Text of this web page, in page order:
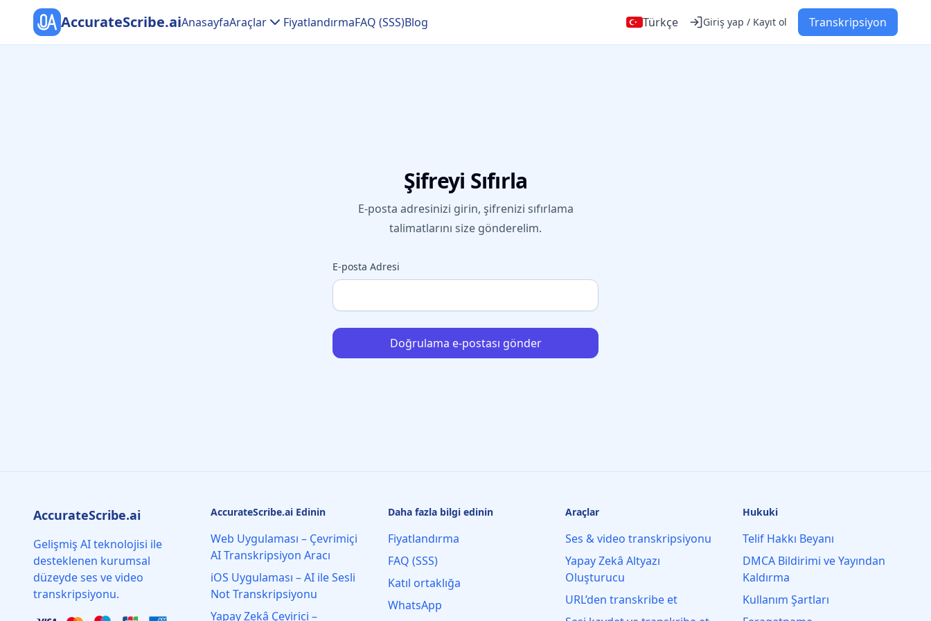
AccurateScribe.aiAnasayfaAraçlar FiyatlandırmaFAQ (SSS)Blog Türkçe Giriş yap / Kayıt ol Transkripsiyon
Şifreyi Sıfırla
E-posta adresinizi girin, şifrenizi sıfırlama
talimatlarını size gönderelim.
E-posta Adresi
Doğrulama e‑postası gönder
AccurateScribe.ai
Gelişmiş AI teknolojisi ile
desteklenen kurumsal
düzeyde ses ve video
transkripsiyonu.
AccurateScribe.ai Edinin
Web Uygulaması – Çevrimiçi
AI Transkripsiyon Aracı
iOS Uygulaması – AI ile Sesli
Not Transkripsiyonu
Yapay Zekâ Çevirici –
Daha fazla bilgi edinin
Fiyatlandırma
FAQ (SSS)
Katıl ortaklığa
WhatsApp
Araçlar
Ses & video transkripsiyonu
Yapay Zekâ Altyazı
Oluşturucu
URL’den transkribe et
Hukuki
Telif Hakkı Beyanı
DMCA Bildirimi ve Yayından
Kaldırma
Kullanım Şartları